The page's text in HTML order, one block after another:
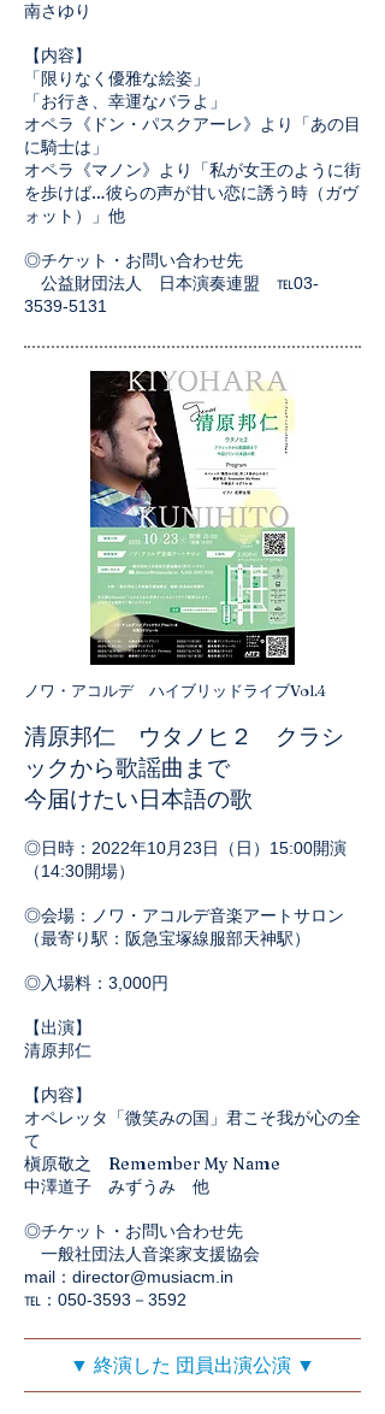
南さゆり
【内容】
「限りなく優雅な絵姿」
「お行き、幸運なバラよ」
オペラ《ドン・パスクアーレ》より「あの目
に騎士は」
オペラ《マノン》より「私が女王のように街
を歩けば…彼らの声が甘い恋に誘う時（ガヴ
ォット）」​他
◎チケット・お問い合わせ先
公益財団法人 日本演奏連盟 ℡03-
3539-5131
ノワ・アコルデ ハイブリッドライブVol.4
清原邦仁 ウタノヒ２ クラシ
ックから歌謡曲まで
今届けたい日本語の歌
◎日時：2022年10月23日（日）15:00開演
（14:30開場）
◎会場：ノワ・アコルデ音楽アートサロン
（最寄り駅：阪急宝塚線服部天神駅）
◎入場料：3,000円
【出演】
清原邦仁
【内容】
オペレッタ「微笑みの国」君こそ我が心の全
て​
槇原敬之 Remember My Name
中澤道子 みずうみ 他
◎チケット・お問い合わせ先
一般社団法人音楽家支援協会
mail： director@musiacm.in
​℡：050-3593－3592
▼ 終演した 団員出演公演 ▼